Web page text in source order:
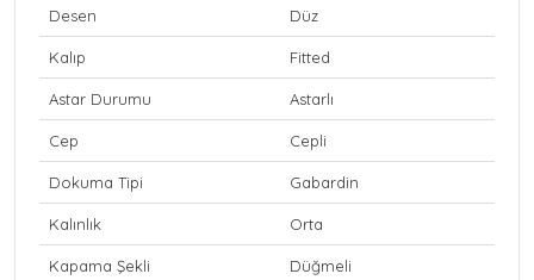
Desen Düz
Kalıp Fitted
Astar Durumu Astarlı
Cep Cepli
Dokuma Tipi Gabardin
Kalınlık Orta
Kapama Şekli Düğmeli